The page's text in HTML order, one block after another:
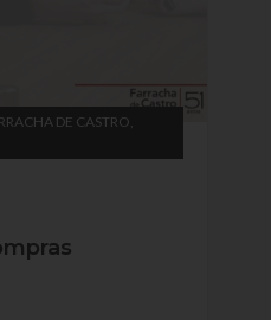
DE CASTRO